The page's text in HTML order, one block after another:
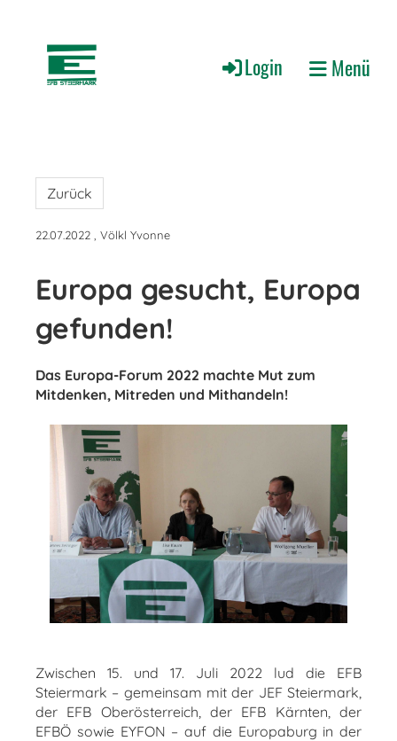
Login Menü
Zurück
22.07.2022 , Völkl Yvonne
Europa gesucht, Europa
gefunden!
Das Europa-Forum 2022 machte Mut zum
Mitdenken, Mitreden und Mithandeln!
Zwischen 15. und 17. Juli 2022 lud die EFB
Steiermark – gemeinsam mit der JEF Steiermark,
der EFB Oberösterreich, der EFB Kärnten, der
EFBÖ sowie EYFON – auf die Europaburg in der